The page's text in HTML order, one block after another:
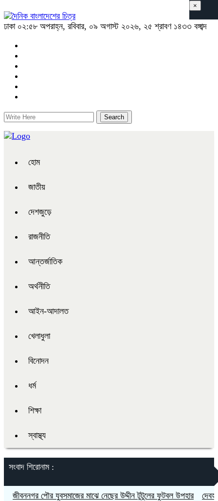
ঢাকা ০২:৫৮ অপরাহ্ন, রবিবার, ০৯ অগাস্ট ২০২৬, ২৫ শ্রাবণ ১৪৩৩ বঙ্গাব্দ
হোম
জাতীয়
দেশজুড়ে
রাজনীতি
আন্তর্জাতিক
অর্থনীতি
আইন-আদালত
খেলাধুলা
বিনোদন
ধর্ম
শিক্ষা
স্বাস্থ্য
সংবাদ শিরোনাম :
পৌর যুবসমাজের মাঝে নেছের উদ্দীন টুটুলের ফুটবল উপহার দেবহাটায়
×